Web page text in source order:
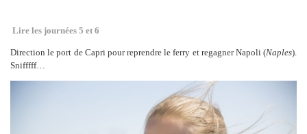
Lire les journées 5 et 6
Direction le port de Capri pour reprendre le ferry et regagner Napoli (Naples).
Snifffff…